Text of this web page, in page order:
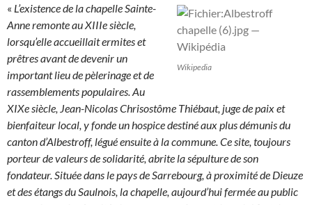
Wikipedia
« L’existence de la chapelle Sainte-
Anne remonte au XIIIe siècle,
lorsqu’elle accueillait ermites et
prêtres avant de devenir un
important lieu de pèlerinage et de
rassemblements populaires. Au
XIXe siècle, Jean-Nicolas Chrisostôme Thiébaut, juge de paix et
bienfaiteur local, y fonde un hospice destiné aux plus démunis du
canton d’Albestroff, légué ensuite à la commune. Ce site, toujours
porteur de valeurs de solidarité, abrite la sépulture de son
fondateur. Située dans le pays de Sarrebourg, à proximité de Dieuze
et des étangs du Saulnois, la chapelle, aujourd’hui fermée au public